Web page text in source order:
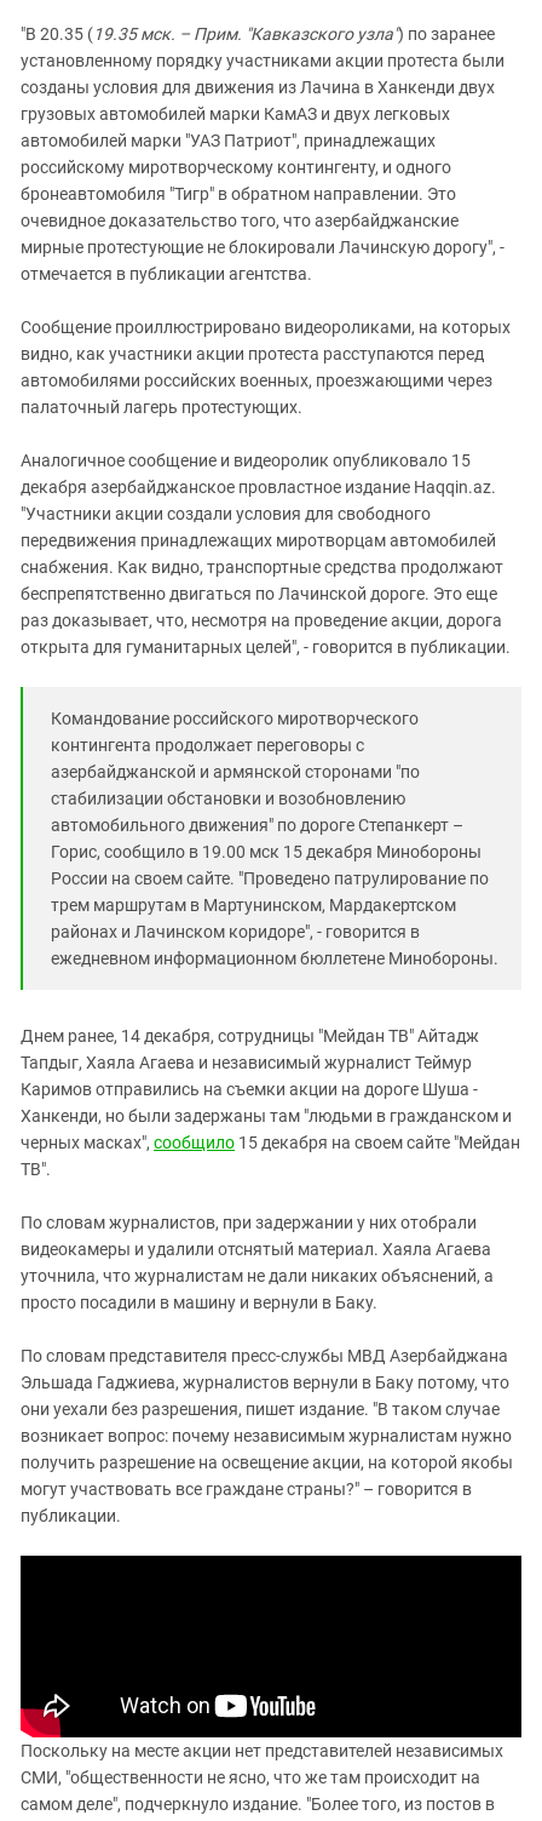
"В 20.35 (19.35 мск. – Прим. "Кавказского узла") по заранее
установленному порядку участниками акции протеста были
созданы условия для движения из Лачина в Ханкенди двух
грузовых автомобилей марки КамАЗ и двух легковых
автомобилей марки "УАЗ Патриот", принадлежащих
российскому миротворческому контингенту, и одного
бронеавтомобиля "Тигр" в обратном направлении. Это
очевидное доказательство того, что азербайджанские
мирные протестующие не блокировали Лачинскую дорогу", -
отмечается в публикации агентства.
Сообщение проиллюстрировано видеороликами, на которых
видно, как участники акции протеста расступаются перед
автомобилями российских военных, проезжающими через
палаточный лагерь протестующих.
Аналогичное сообщение и видеоролик опубликовало 15
декабря азербайджанское провластное издание Haqqin.az.
"Участники акции создали условия для свободного
передвижения принадлежащих миротворцам автомобилей
снабжения. Как видно, транспортные средства продолжают
беспрепятственно двигаться по Лачинской дороге. Это еще
раз доказывает, что, несмотря на проведение акции, дорога
открыта для гуманитарных целей", - говорится в публикации.
Командование российского миротворческого
контингента продолжает переговоры с
азербайджанской и армянской сторонами "по
стабилизации обстановки и возобновлению
автомобильного движения" по дороге Степанкерт –
Горис, сообщило в 19.00 мск 15 декабря Минобороны
России на своем сайте. "Проведено патрулирование по
трем маршрутам в Мартунинском, Мардакертском
районах и Лачинском коридоре", - говорится в
ежедневном информационном бюллетене Минобороны.
Днем ранее, 14 декабря, сотрудницы "Мейдан ТВ" Айтадж
Тапдыг, Хаяла Агаева и независимый журналист Теймур
Каримов отправились на съемки акции на дороге Шуша -
Ханкенди, но были задержаны там "людьми в гражданском и
черных масках", сообщило 15 декабря на своем сайте "Мейдан
ТВ".
По словам журналистов, при задержании у них отобрали
видеокамеры и удалили отснятый материал. Хаяла Агаева
уточнила, что журналистам не дали никаких объяснений, а
просто посадили в машину и вернули в Баку.
По словам представителя пресс-службы МВД Азербайджана
Эльшада Гаджиева, журналистов вернули в Баку потому, что
они уехали без разрешения, пишет издание. "В таком случае
возникает вопрос: почему независимым журналистам нужно
получить разрешение на освещение акции, на которой якобы
могут участвовать все граждане страны?" – говорится в
публикации.
Поскольку на месте акции нет представителей независимых
СМИ, "общественности не ясно, что же там происходит на
самом деле", подчеркнуло издание. "Более того, из постов в